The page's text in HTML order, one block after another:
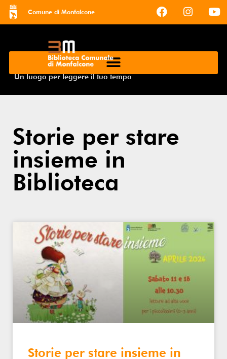
Comune di Monfalcone
Un luogo per leggere il tuo tempo
Storie per stare
insieme in
Biblioteca
Storie per stare insieme in